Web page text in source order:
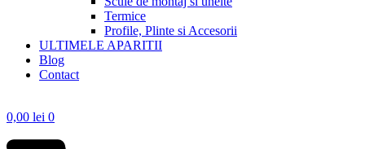
Termice
Profile, Plinte si Accesorii
ULTIMELE APARITII
Blog
Contact
0,00 lei 0